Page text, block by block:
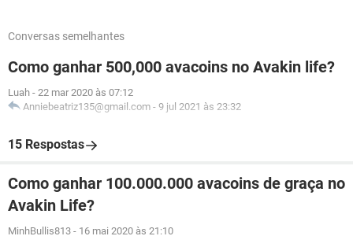
Conversas semelhantes
Como ganhar 500,000 avacoins no Avakin life?
Luah - 22 mar 2020 às 07:12
Anniebeatriz135@gmail.com - 9 jul 2021 às 23:32
15 Respostas
Como ganhar 100.000.000 avacoins de graça no
Avakin Life?
MinhBullis813 - 16 mai 2020 às 21:10